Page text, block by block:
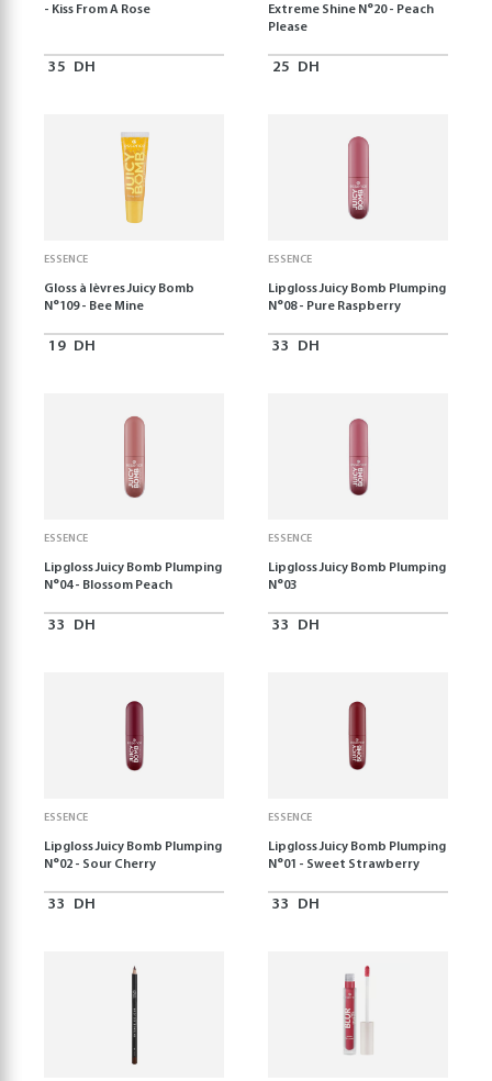
- Kiss From A Rose
35 DH
Extreme Shine N°20 - Peach
Please
25 DH
ESSENCE
Gloss à lèvres Juicy Bomb
N°109 - Bee Mine
19 DH
ESSENCE
Lipgloss Juicy Bomb Plumping
N°08 - Pure Raspberry
33 DH
ESSENCE
Lipgloss Juicy Bomb Plumping
N°04 - Blossom Peach
33 DH
ESSENCE
Lipgloss Juicy Bomb Plumping
N°03
33 DH
ESSENCE
Lipgloss Juicy Bomb Plumping
N°02 - Sour Cherry
33 DH
ESSENCE
Lipgloss Juicy Bomb Plumping
N°01 - Sweet Strawberry
33 DH